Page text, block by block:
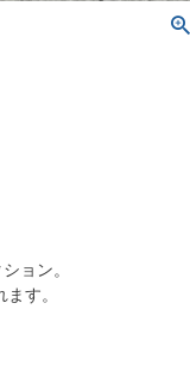
ョン。
す。